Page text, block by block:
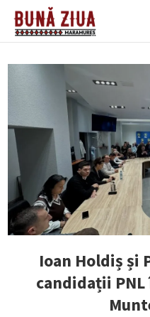
Ioan Holdiș și
candidații PNL